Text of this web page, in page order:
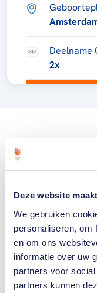
Deze website
We gebruiken
personaliseren, om
en om ons
informatie over uw
partners voor
partners kunnen
Deelname
2x
Welke
ooit